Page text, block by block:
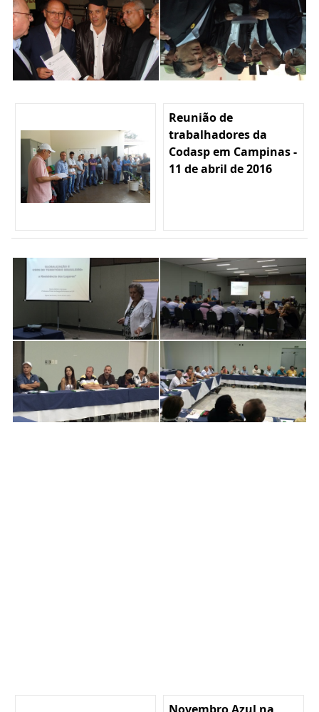
Reunião de
trabalhadores da
Codasp em Campinas -
11 de abril de 2016